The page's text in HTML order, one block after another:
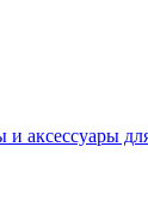
аксессуары